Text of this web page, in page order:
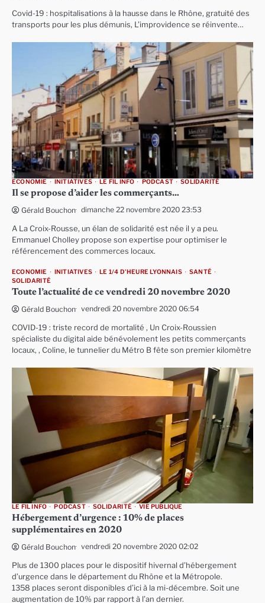
Covid-19 : hospitalisations à la hausse dans le Rhône, gratuité des
transports pour les plus démunis, L’improvidence se réinvente…
ECONOMIE INITIATIVES LE FIL INFO PODCAST SOLIDARITÉ
Il se propose d’aider les commerçants…
Gérald Bouchon dimanche 22 novembre 2020 23:53
A La Croix-Rousse, un élan de solidarité est née il y a peu.
Emmanuel Cholley propose son expertise pour optimiser le
référencement des commerces locaux.
ECONOMIE INITIATIVES LE 1/4 D'HEURE LYONNAIS
SANTÉ
SOLIDARITÉ
Toute l’actualité de ce vendredi 20 novembre 2020
Gérald Bouchon vendredi 20 novembre 2020 06:54
COVID-19 : triste record de mortalité , Un Croix-Roussien
spécialiste du digital aide bénévolement les petits commerçants
locaux, , Coline, le tunnelier du Métro B fête son premier kilomètre
LE FIL INFO PODCAST SOLIDARITÉ VIE PUBLIQUE
Hébergement d’urgence : 10% de places
supplémentaires en 2020
Gérald Bouchon vendredi 20 novembre 2020 02:02
Plus de 1300 places pour le dispositif hivernal d’hébergement
d’urgence dans le département du Rhône et la Métropole.
1358 places seront disponibles d’ici à la mi-décembre. Soit une
augmentation de 10% par rapport à l’an dernier.